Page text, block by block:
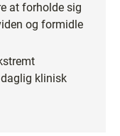
at forholde sig
og formidle
klinisk